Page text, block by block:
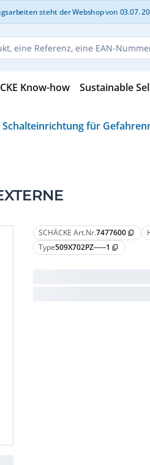
steht der Webshop von 03.07.
Know-how Sustainable
Schalteinrichtung für
SCHÄCKE Art.Nr.7477600 content_copy
Type509X702PZ-----1 content_copy